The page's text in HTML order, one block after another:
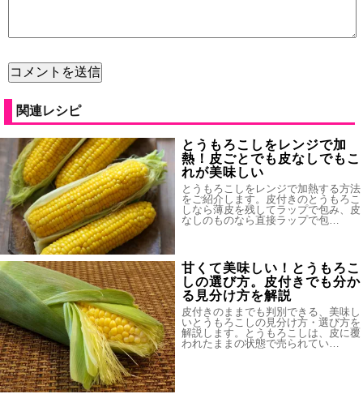
関連レシピ
とうもろこしをレンジで加
熱！皮ごとでも皮なしでもこ
れが美味しい
とうもろこしをレンジで加熱する方法
をご紹介します。皮付きのとうもろこ
しなら薄皮を残してラップで包み、皮
なしのものなら直接ラップで包…
甘くて美味しい！とうもろこ
しの選び方。皮付きでも分か
る見分け方を解説
皮付きのままでも判別できる、美味し
いとうもろこしの見分け方・選び方を
解説します。とうもろこしは、皮に覆
われたままの状態で売られてい…